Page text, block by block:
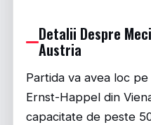
Detalii Despre
Austria
Partida va avea loc
Ernst-Happel din
capacitate de peste